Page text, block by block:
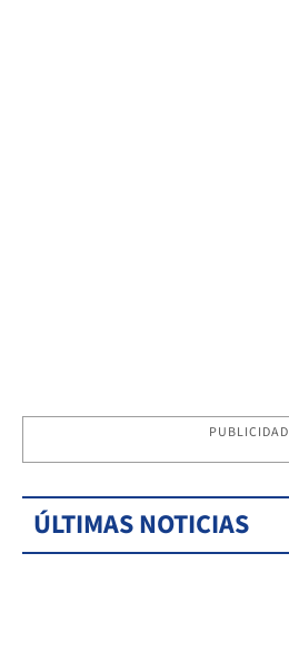
PUBLICIDAD
ÚLTIMAS NOTICIAS